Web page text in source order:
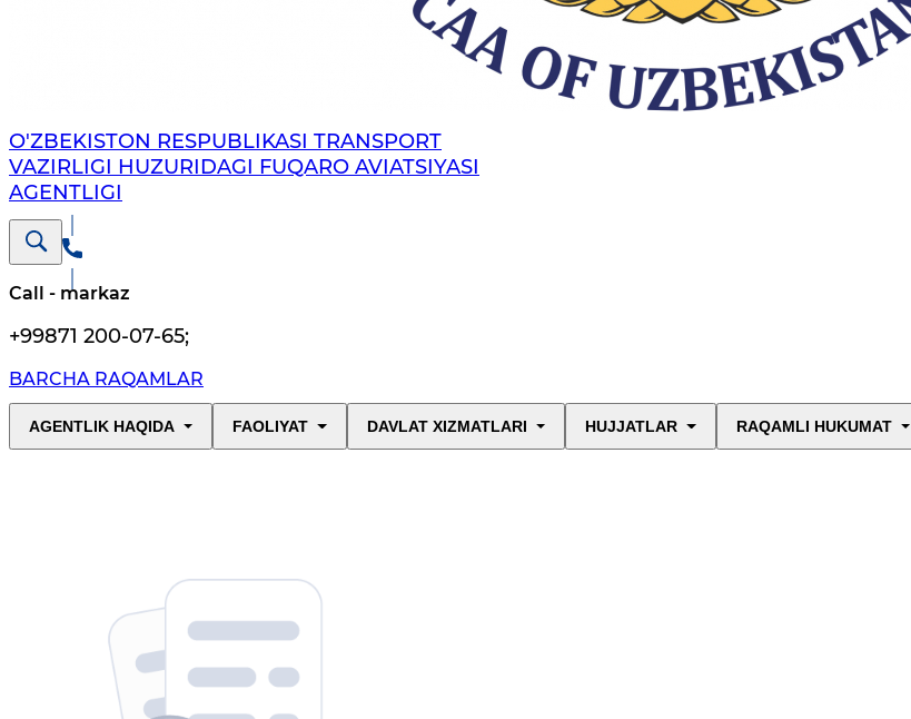
O'ZBEKISTON RESPUBLIKASI TRANSPORT
VAZIRLIGI HUZURIDAGI FUQARO AVIATSIYASI
AGENTLIGI
Call - markaz
+99871 200-07-65;
BARCHA RAQAMLAR
AGENTLIK HAQIDA FAOLIYAT DAVLAT XIZMATLARI HUJJATLAR RAQAMLI HUKUMAT